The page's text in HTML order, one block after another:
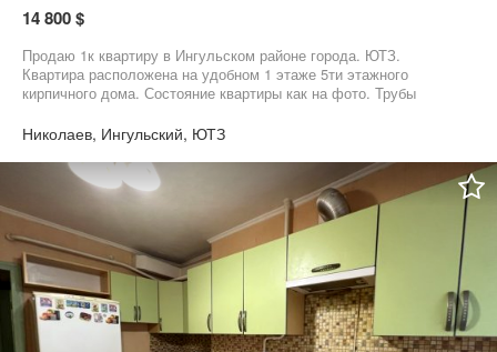
14 800 $
Продаю 1к квартиру в Ингульском районе города. ЮТЗ.
Квартира расположена на удобном 1 этаже 5ти этажного
кирпичного дома. Состояние квартиры как на фото. Трубы
совмещён. Подогрев воды газовая колонка. Квартира очень
тёплая и светлая. Высокий цоколь. Отличный вариант для
покупки и комфортного проживания.
Николаев, Ингульский, ЮТЗ